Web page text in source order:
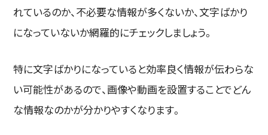
れているのか、不必要な情報が多くないか、文字ばかり
になっていないか網羅的にチェックしましょう。
特に文字ばかりになっていると効率良く情報が伝わらな
い可能性があるので、画像や動画を設置することでどん
な情報なのかが分かりやすくなります。